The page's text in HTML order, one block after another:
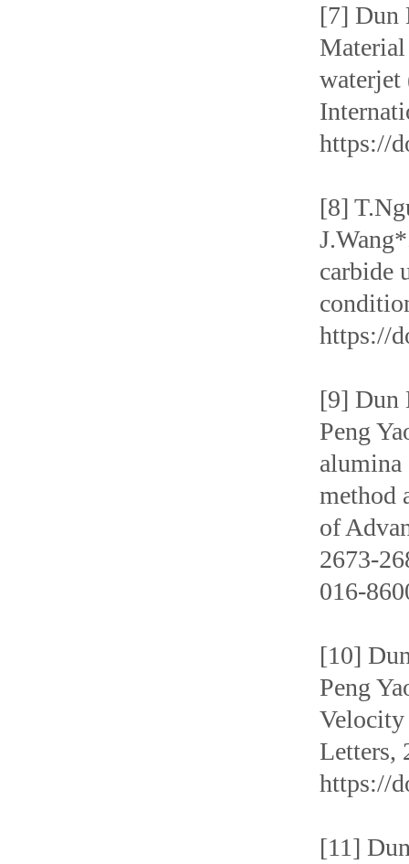
[7] Dun
Material
waterjet
https://
[8]
carbide
https://
[9] Dun
Peng
method
of
2673-
016-
[10]
Peng
Letters,
https://
[11]